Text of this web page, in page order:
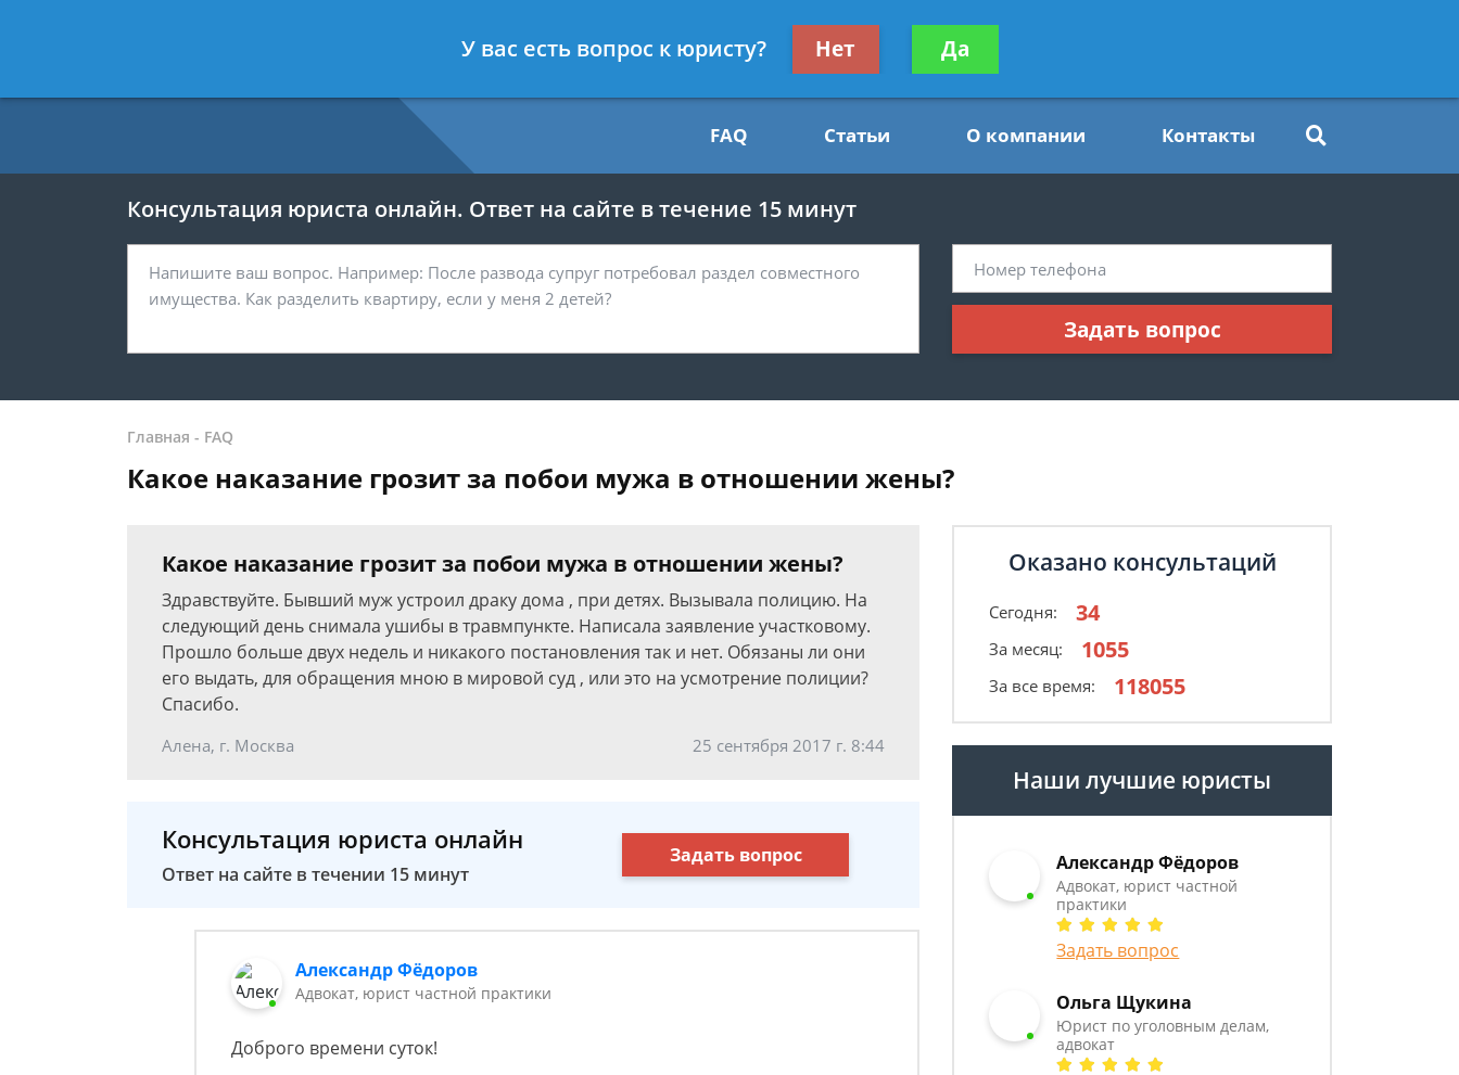
7 812 467-37-54
Получите консультацию
бесплатно
FAQ Статьи О компании Контакты
Консультация юриста онлайн. Ответ на сайте в течение 15 минут
Задать вопрос
Главная - FAQ
Какое наказание грозит за побои мужа в отношении жены?
Какое наказание грозит за побои мужа в отношении жены?
Здравствуйте. Бывший муж устроил драку дома , при детях. Вызывала полицию. На
следующий день снимала ушибы в травмпункте. Написала заявление участковому.
Прошло больше двух недель и никакого постановления так и нет. Обязаны ли они
его выдать, для обращения мною в мировой суд , или это на усмотрение полиции?
Спасибо.
Алена, г. Москва 25 сентября 2017 г. 8:44
Консультация юриста онлайн
Ответ на сайте в течении 15 минут
Задать вопрос
Александр Фёдоров
Адвокат, юрист частной практики
Доброго времени суток!
Оказано консультаций
Сегодня: 34
За месяц: 1055
За все время: 118055
Наши лучшие юристы
Александр Фёдоров
Адвокат, юрист частной
практики
Задать вопрос
Ольга Щукина
Юрист по уголовным делам,
адвокат
У вас есть вопрос к юристу? Нет Да